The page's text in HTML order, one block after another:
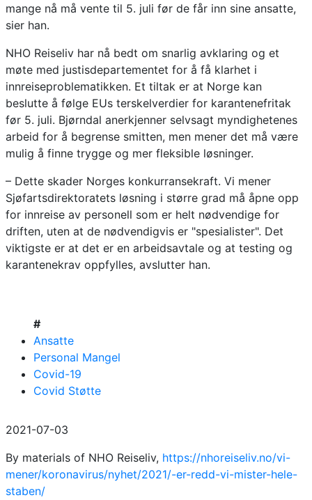
mange nå må vente til 5. juli før de får inn sine ansatte,
sier han.
NHO Reiseliv har nå bedt om snarlig avklaring og et
møte med justisdepartementet for å få klarhet i
innreiseproblematikken. Et tiltak er at Norge kan
beslutte å følge EUs terskelverdier for karantenefritak
før 5. juli. Bjørndal anerkjenner selvsagt myndighetenes
arbeid for å begrense smitten, men mener det må være
mulig å finne trygge og mer fleksible løsninger.
– Dette skader Norges konkurransekraft. Vi mener
Sjøfartsdirektoratets løsning i større grad må åpne opp
for innreise av personell som er helt nødvendige for
driften, uten at de nødvendigvis er "spesialister". Det
viktigste er at det er en arbeidsavtale og at testing og
karantenekrav oppfylles, avslutter han.
#
Ansatte
Personal Mangel
Covid-19
Covid Støtte
2021-07-03
By materials of NHO Reiseliv, https://nhoreiseliv.no/vi-
mener/koronavirus/nyhet/2021/-er-redd-vi-mister-hele-
staben/